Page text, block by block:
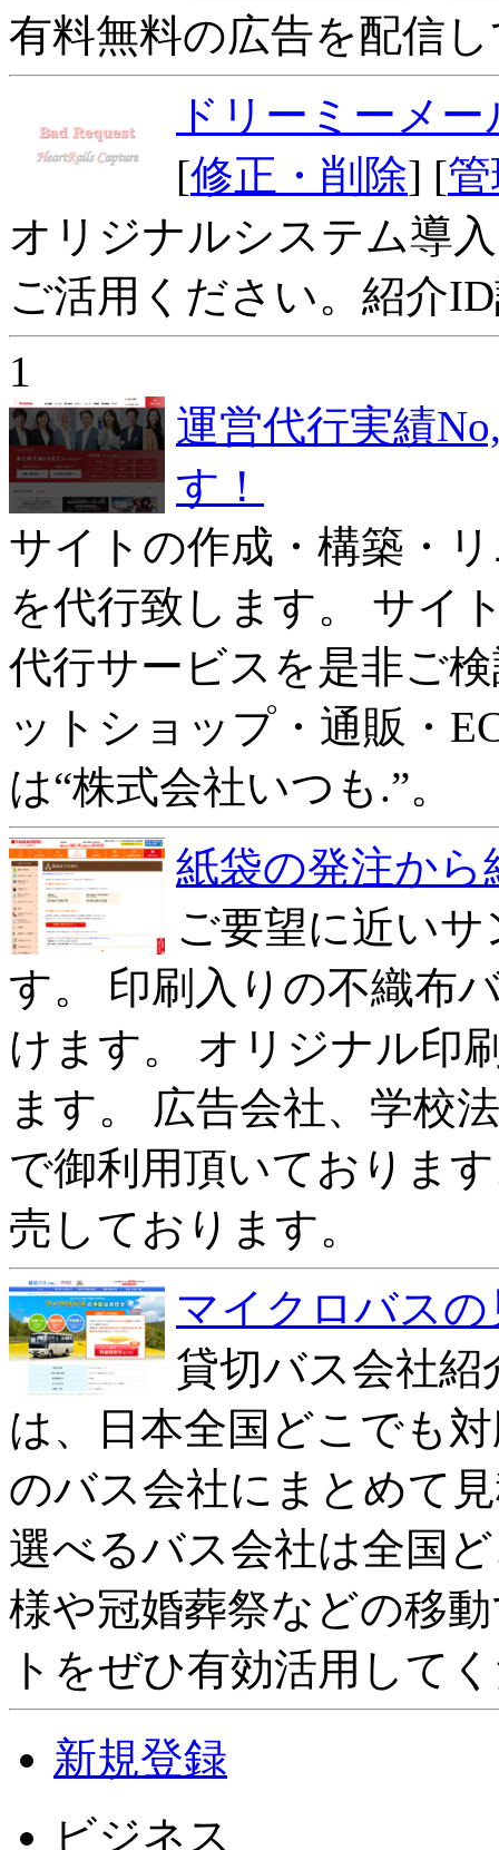
有料無料の広告を配信
ドリーミーメ
[修正・削除] [
オリジナルシステム導
ご活用ください。紹介
1
運営代行実績
す！
サイトの作成・構築・
を代行致します。 サイ
代行サービスを是非ご
ットショップ・通販・
は“株式会社いつも.”。
紙袋の発注か
ご要望に近い
す。 印刷入りの不織布
けます。 オリジナル印
ます。 広告会社、学校
で御利用頂いておりま
売しております。
マイクロバス
貸切バス会社
は、日本全国どこでも
のバス会社にまとめて
選べるバス会社は全国
様や冠婚葬祭などの移
トをぜひ有効活用して
新規登録
ビジネス